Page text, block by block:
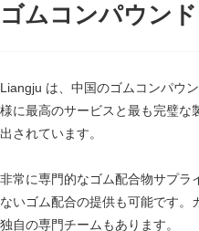
ゴムコンパウンド
Liangju は、中国のゴムコンパウ
様に最高のサービスと最も完璧な
出されています。
非常に専門的なゴム配合物サプラ
ないゴム配合の提供も可能です。
独自の専門チームもあります。